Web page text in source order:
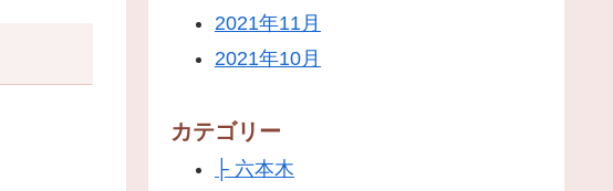
2021年11月
2021年10月
カテゴリー
├ 六本木